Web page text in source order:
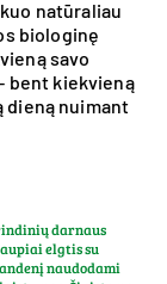
natūraliau
biologinę
savo
bent kiekvieną
dieną nuimant
darnaus
elgtis su
naudodami